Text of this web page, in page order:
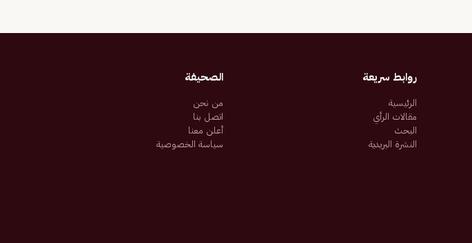
روابط سريعة
الرئيسية
مقالات الرأي
البحث
النشرة البريدية
الصحيفة
من نحن
اتصل بنا
أعلن معنا
سياسة الخصوصية